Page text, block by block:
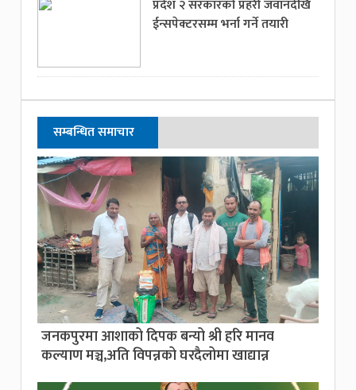
प्रदेश २ सरकारको प्रहरी जवानदेखि
ईन्सपेक्टरसम्म भर्ना गर्ने तयारी
सम्बन्धित समाचार
जनकपुरमा आशाको दिपक बन्यो श्री हरि मानव
कल्याण मञ्च,अति विपन्नको घरदैलोमा खाद्यान्न